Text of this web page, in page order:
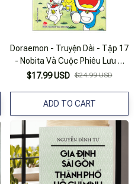
Doraemon - Truyện Dài - Tập 17
- Nobita Và Cuộc Phiêu Lưu Ở
Thành Phố Dây Cót (Tái Bản
$17.99 USD $24.99 USD
ADD TO CART